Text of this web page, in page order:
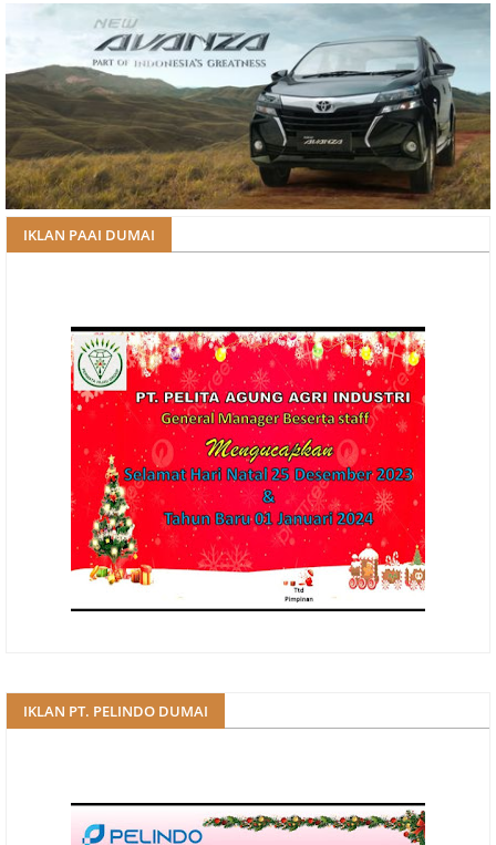
IKLAN PAAI DUMAI
IKLAN PT. PELINDO DUMAI